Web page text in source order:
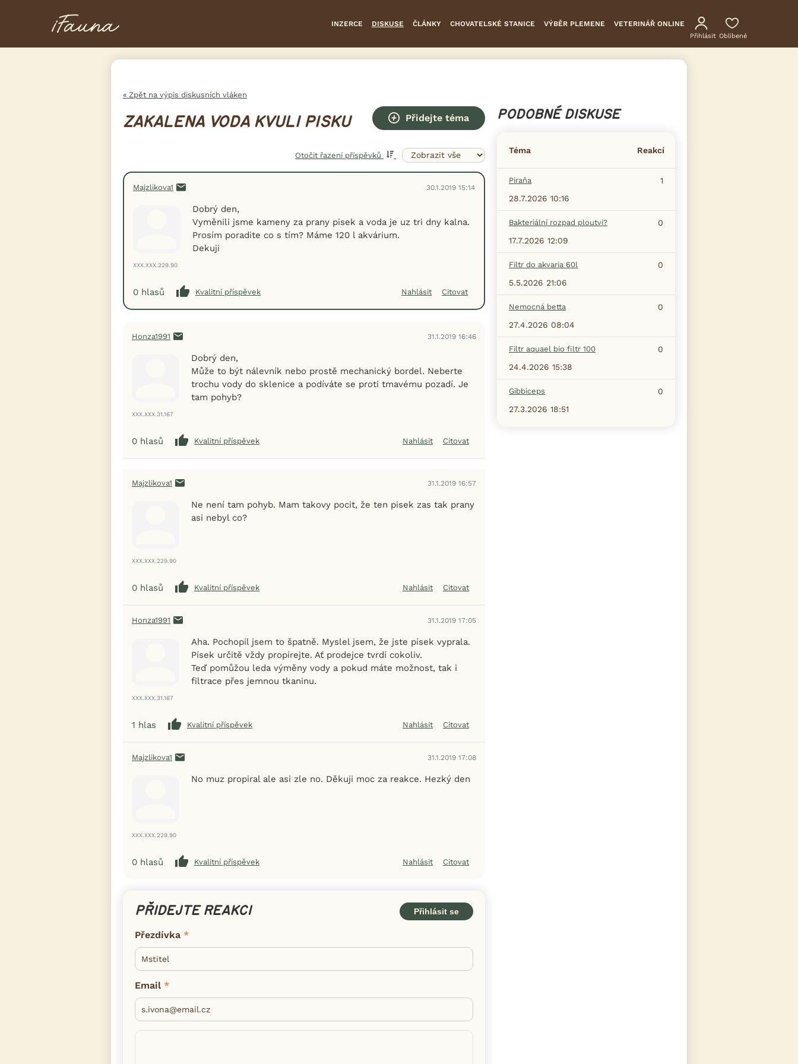
INZERCE DISKUSE ČLÁNKY CHOVATELSKÉ STANICE VÝBĚR PLEMENE VETERINÁŘ ONLINE
Přihlásit Oblíbené
« Zpět na výpis diskusních vláken
ZAKALENA VODA KVULI PISKU Přidejte téma
Otočit řazení příspěvků
Majzlikova1 30.1.2019 15:14
XXX.XXX.229.90
Dobrý den,
Vyměnili jsme kameny za prany pisek a voda je uz tri dny kalna.
Prosím poradite co s tím? Máme 120 l akvárium.
Dekuji
0 hlasů Kvalitní příspěvek Nahlásit Citovat
Honza1991 31.1.2019 16:46
XXX.XXX.31.167
Dobrý den,
Může to být nálevník nebo prostě mechanický bordel. Neberte
trochu vody do sklenice a podíváte se proti tmavému pozadí. Je
tam pohyb?
0 hlasů Kvalitní příspěvek Nahlásit Citovat
Majzlikova1 31.1.2019 16:57
XXX.XXX.229.90
Ne není tam pohyb. Mam takovy pocit, že ten pisek zas tak prany
asi nebyl co?
0 hlasů Kvalitní příspěvek Nahlásit Citovat
Honza1991 31.1.2019 17:05
XXX.XXX.31.167
Aha. Pochopil jsem to špatně. Myslel jsem, že jste písek vyprala.
Písek určitě vždy propírejte. Ať prodejce tvrdí cokoliv.
Teď pomůžou leda výměny vody a pokud máte možnost, tak i
filtrace přes jemnou tkaninu.
1 hlas Kvalitní příspěvek Nahlásit Citovat
Majzlikova1 31.1.2019 17:08
XXX.XXX.229.90
No muz propiral ale asi zle no. Děkuji moc za reakce. Hezký den
0 hlasů Kvalitní příspěvek Nahlásit Citovat
PŘIDEJTE REAKCI Přihlásit se
Přezdívka
Email
PODOBNÉ DISKUSE
Téma Reakcí
Piraňa
1
28.7.2026 10:16
Bakteriální rozpad ploutví?
0
17.7.2026 12:09
Filtr do akvaria 60l
0
5.5.2026 21:06
Nemocná betta
0
27.4.2026 08:04
Filtr aquael bio filtr 100
0
24.4.2026 15:38
Gibbiceps
0
27.3.2026 18:51